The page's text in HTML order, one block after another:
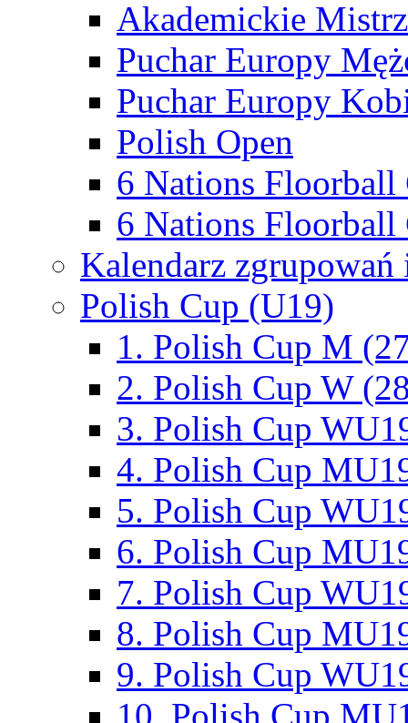
Akademickie
Puchar Europy
Puchar Europy
Polish Open
6 Nations Floorball
6 Nations Floorball
Kalendarz
Polish Cup (U19)
1. Polish Cup M
2. Polish Cup W
3. Polish Cup
4. Polish Cup
5. Polish Cup
6. Polish Cup
7. Polish Cup
8. Polish Cup
9. Polish Cup
10. Polish Cup